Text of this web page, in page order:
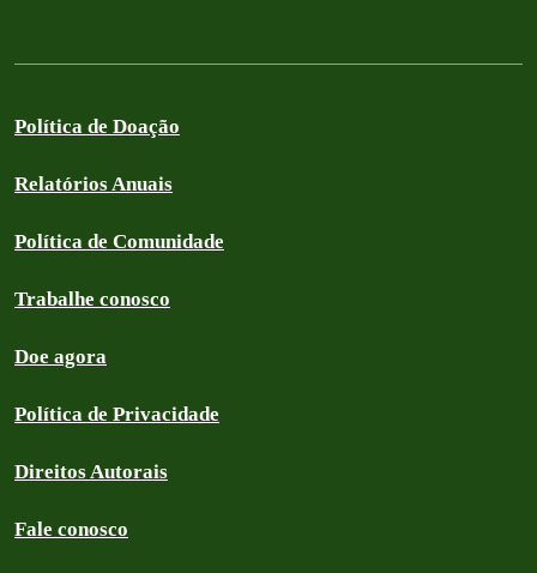
Política de Doação
Relatórios Anuais
Política de Comunidade
Trabalhe conosco
Doe agora
Política de Privacidade
Direitos Autorais
Fale conosco